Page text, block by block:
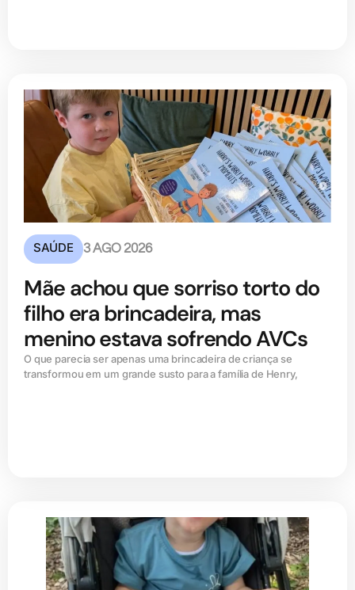
SAÚDE 3 AGO 2026
Mãe achou que sorriso torto do
filho era brincadeira, mas
menino estava sofrendo AVCs
O que parecia ser apenas uma brincadeira de criança se
transformou em um grande susto para a família de Henry,